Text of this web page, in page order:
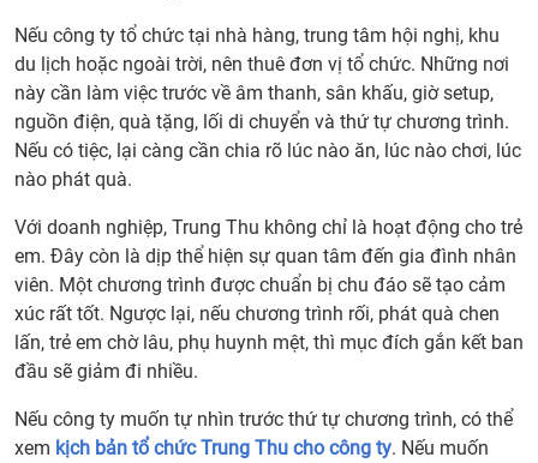
vụ tổ
chức
Thu
trọn
sẽ
gồm
chức
Nếu công ty tổ chức tại nhà hàng, trung tâm hội nghị, khu
du lịch hoặc ngoài trời, nên thuê đơn vị tổ chức. Những nơi
này cần làm việc trước về âm thanh, sân khấu, giờ setup,
nguồn điện, quà tặng, lối di chuyển và thứ tự chương trình.
Nếu có tiệc, lại càng cần chia rõ lúc nào ăn, lúc nào chơi, lúc
nào phát quà.
Với doanh nghiệp, Trung Thu không chỉ là hoạt động cho trẻ
em. Đây còn là dịp thể hiện sự quan tâm đến gia đình nhân
viên. Một chương trình được chuẩn bị chu đáo sẽ tạo cảm
xúc rất tốt. Ngược lại, nếu chương trình rối, phát quà chen
lấn, trẻ em chờ lâu, phụ huynh mệt, thì mục đích gắn kết ban
đầu sẽ giảm đi nhiều.
Nếu công ty muốn tự nhìn trước thứ tự chương trình, có thể
xem kịch bản tổ chức Trung Thu cho công ty. Nếu muốn